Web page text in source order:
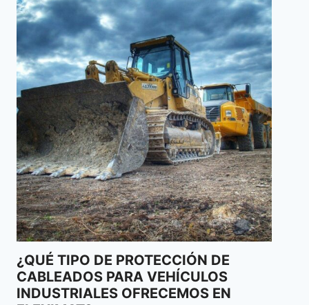
NORMATIVA DIN46228 PARA
PUNTERAS DE PROTECCIÓN AISLADAS